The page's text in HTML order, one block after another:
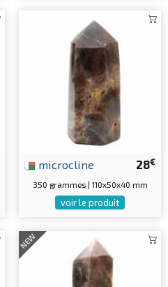
28€
microcline
350 grammes | 110x50x40 mm
voir le produit
NEW